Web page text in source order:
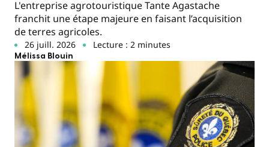
L'entreprise agrotouristique Tante Agastache
franchit une étape majeure en faisant l’acquisition
de terres agricoles.
26 juill. 2026 Lecture : 2 minutes
Mélissa Blouin